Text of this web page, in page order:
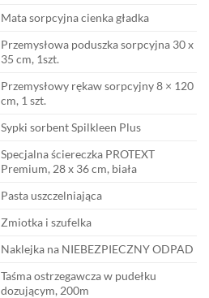
Mata sorpcyjna cienka gładka
Przemysłowa poduszka sorpcyjna 30 x
35 cm, 1szt.
Przemysłowy rękaw sorpcyjny 8 × 120
cm, 1 szt.
Sypki sorbent Spilkleen Plus
Specjalna ściereczka PROTEXT
Premium, 28 x 36 cm, biała
Pasta uszczelniająca
Zmiotka i szufelka
Naklejka na NIEBEZPIECZNY ODPAD
Taśma ostrzegawcza w pudełku
dozującym, 200m